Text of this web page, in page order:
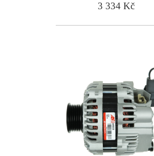
3 334 Kč